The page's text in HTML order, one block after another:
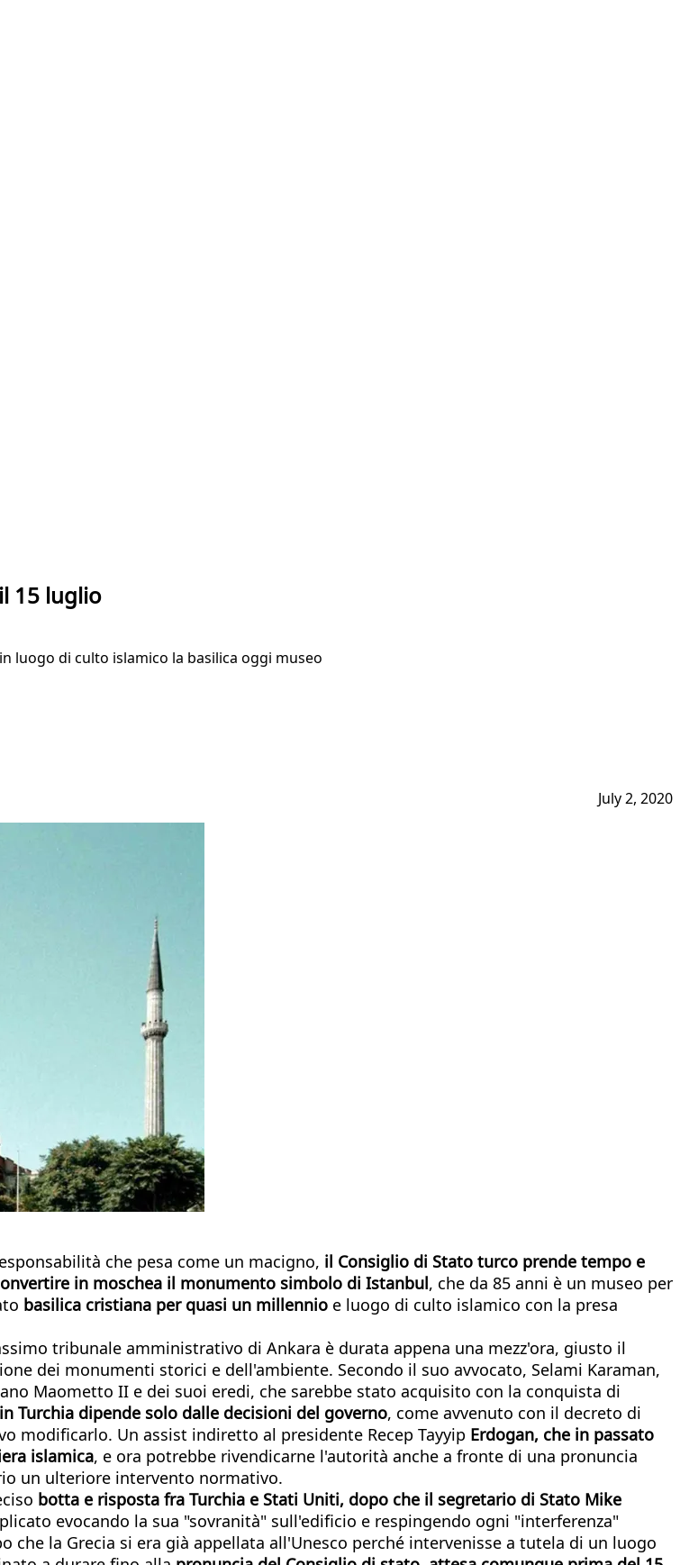
15 luglio
luogo di culto islamico la basilica oggi museo
July 2, 2020
che pesa come un macigno, il Consiglio di Stato turco prende tempo e
in moschea il monumento simbolo di Istanbul, che da 85 anni è un museo per
basilica cristiana per quasi un millennio e luogo di culto islamico con la presa
tribunale amministrativo di Ankara è durata appena una mezz'ora, giusto il
dei monumenti storici e dell'ambiente. Secondo il suo avvocato, Selami Karaman,
Maometto II e dei suoi eredi, che sarebbe stato acquisito con la conquista di
Turchia dipende solo dalle decisioni del governo, come avvenuto con il decreto di
modificarlo. Un assist indiretto al presidente Recep Tayyip Erdogan, che in passato
islamica, e ora potrebbe rivendicarne l'autorità anche a fronte di una pronuncia
un ulteriore intervento normativo.
botta e risposta fra Turchia e Stati Uniti, dopo che il segretario di Stato Mike
evocando la sua "sovranità" sull'edificio e respingendo ogni "interferenza"
la Grecia si era già appellata all'Unesco perché intervenisse a tutela di un luogo